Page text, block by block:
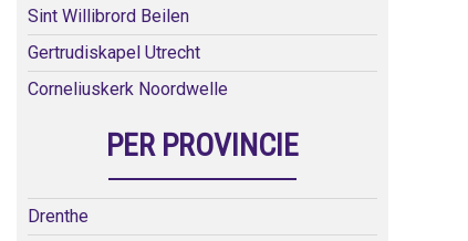
Sint Willibrord Beilen
Gertrudiskapel Utrecht
Corneliuskerk Noordwelle
PER PROVINCIE
Drenthe